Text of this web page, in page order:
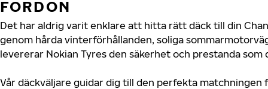
FORDON
Det har aldrig varit enklare att hitta rätt däck till din
genom hårda vinterförhållanden, soliga
levererar Nokian Tyres den säkerhet och prestanda
Vår däckväljare guidar dig till den perfekta matchningen